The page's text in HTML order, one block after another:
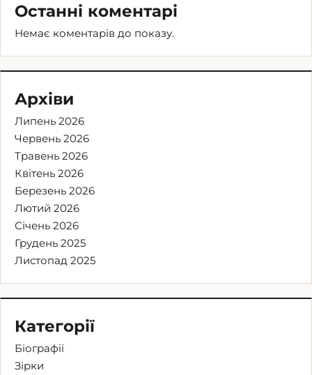
Останні коментарі
Немає коментарів до показу.
Архіви
Липень 2026
Червень 2026
Травень 2026
Квітень 2026
Березень 2026
Лютий 2026
Січень 2026
Грудень 2025
Листопад 2025
Категорії
Біографії
Зірки